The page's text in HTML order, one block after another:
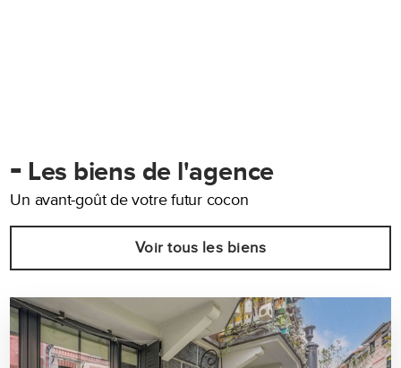
- Les biens de l'agence
Un avant-goût de votre futur cocon
Voir tous les biens